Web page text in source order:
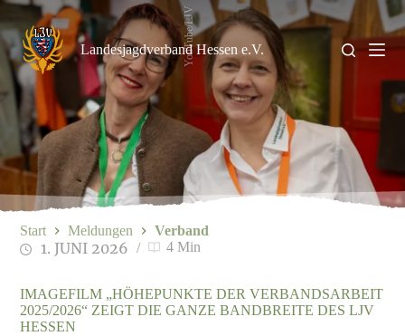
Zum
Inhalt
springen
Landesjagdverband Hessen e.V.
YouTube/LJV
IMAGEFILM „HÖHEPUNKTE DER VERBANDSARBEIT
2025/2026“ ZEIGT DIE GANZE BANDBREITE DES LJV
HESSEN
1. JUNI 2026 4 Min
Start Meldungen Verband